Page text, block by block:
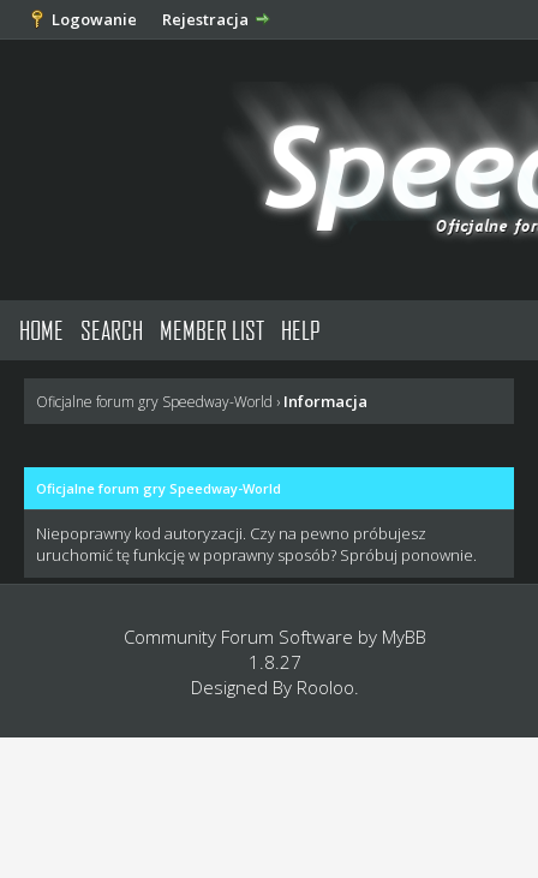
Logowanie Rejestracja
HOME SEARCH MEMBER LIST HELP
Oficjalne forum gry Speedway-World › Informacja
Oficjalne forum gry Speedway-World
Niepoprawny kod autoryzacji. Czy na pewno próbujesz
uruchomić tę funkcję w poprawny sposób? Spróbuj ponownie.
Community Forum Software by MyBB
1.8.27
Designed By Rooloo.